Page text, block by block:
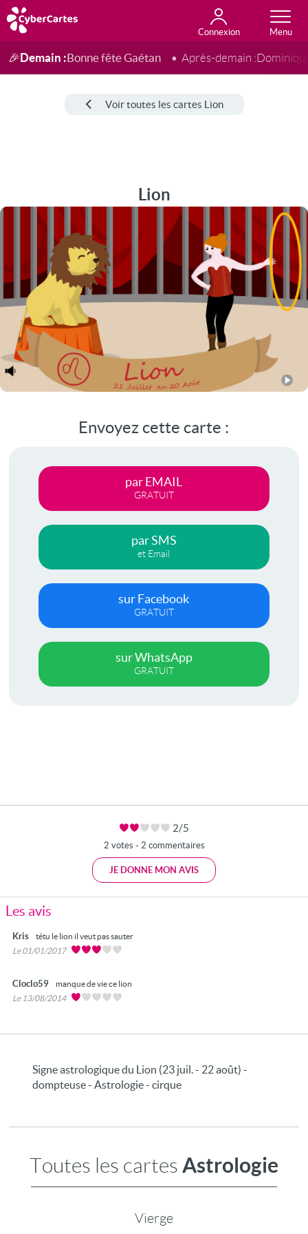
Connexion
Anniversaire
Fête du jour
Amour
Amitié
Merci
Toutes les cartes
🎉Demain :Bonne fête Gaétan Après-demain :
Voir toutes les cartes Lion
Lion
Envoyez cette carte :
par EMAIL
GRATUIT
par SMS
et Email
sur Facebook
GRATUIT
sur WhatsApp
GRATUIT
2/5
2 votes - 2 commentaires
JE DONNE MON AVIS
Les avis
Kris
tétu le lion il veut pas sauter
Le 01/01/2017
Cloclo59
manque de vie ce lion
Le 13/08/2014
Signe astrologique du Lion (23 juil. - 22 août) -
dompteuse - Astrologie - cirque
Toutes les cartes Astrologie
Vierge